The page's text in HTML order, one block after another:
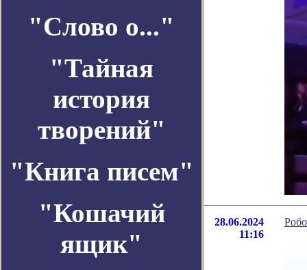
"Слово о..."
"Тайная
история
творений"
"Книга писем"
"Кошачий
ящик"
28.06.2024
11:16